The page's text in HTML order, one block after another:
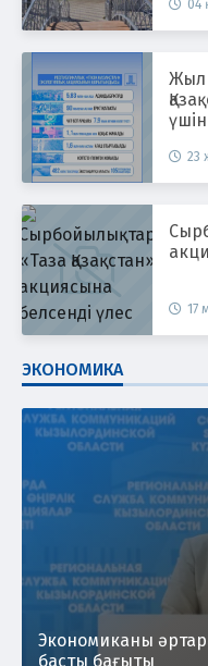
04
Жыл
23
17
ЭКОНОМИКА
Экономиканы
басты бағыты